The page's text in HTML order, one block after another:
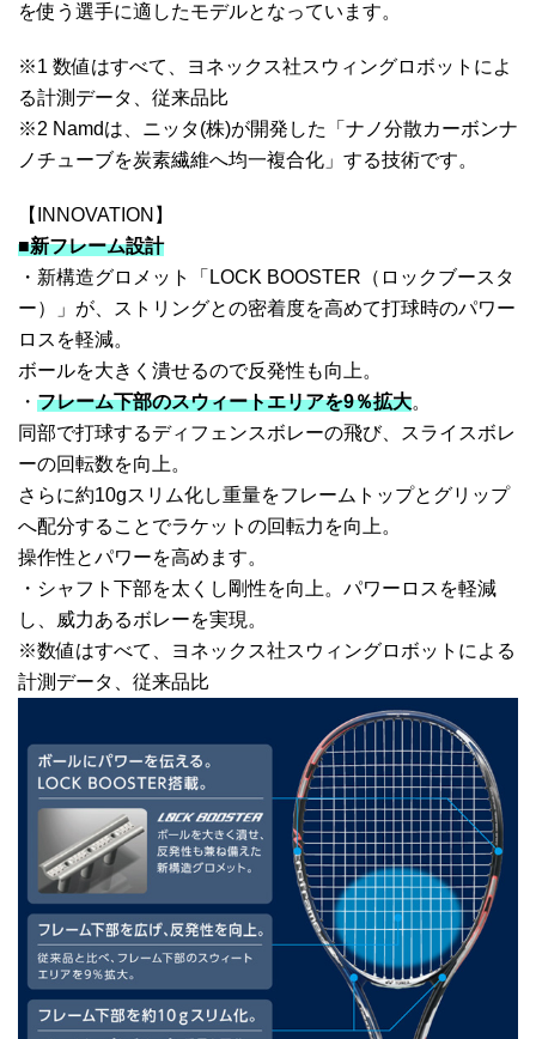
を使う選手に適したモデルとなっています。
※1 数値はすべて、ヨネックス社スウィングロボットによ
る計測データ、従来品比
※2 Namdは、ニッタ(株)が開発した「ナノ分散カーボンナ
ノチューブを炭素繊維へ均一複合化」する技術です。
【INNOVATION】
■新フレーム設計
・新構造グロメット「LOCK BOOSTER（ロックブースタ
ー）」が、ストリングとの密着度を高めて打球時のパワー
ロスを軽減。
ボールを大きく潰せるので反発性も向上。
・ フレーム下部のスウィートエリアを9％拡大。
同部で打球するディフェンスボレーの飛び、スライスボレ
ーの回転数を向上。
さらに約10gスリム化し重量をフレームトップとグリップ
へ配分することでラケットの回転力を向上。
操作性とパワーを高めます。
・シャフト下部を太くし剛性を向上。パワーロスを軽減
し、威力あるボレーを実現。
※数値はすべて、ヨネックス社スウィングロボットによる
計測データ、従来品比